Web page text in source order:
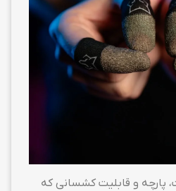
پارچه و قابلیت کشسانی که